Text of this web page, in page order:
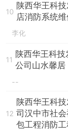
10
陕西华王科
店消防系统
李化
11
陕西华王科
公司山水馨
--
12
陕西华王科
司汉中市社
包工程消防工